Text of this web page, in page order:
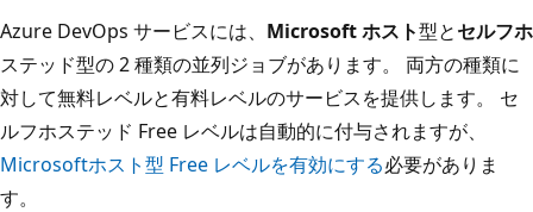
Azure DevOps サービスには、 Microsoft ホスト型とセルフホ
ステッド型の 2 種類の並列ジョブがあります。 両方の種類に
対して無料レベルと有料レベルのサービスを提供します。 セ
ルフホステッド Free レベルは自動的に付与されますが、
Microsoftホスト型 Free レベルを有効にする必要がありま
す。